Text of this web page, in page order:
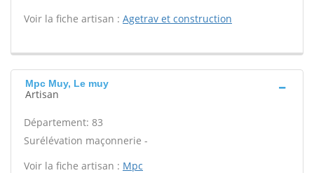
Voir la fiche artisan : Agetrav et construction
Mpc Muy, Le muy
Artisan
Département: 83
Surélévation maçonnerie -
Voir la fiche artisan : Mpc